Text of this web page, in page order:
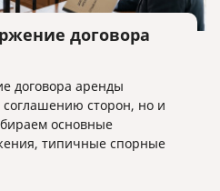
договора
договора аренды
сторон, но и
основные
типичные спорные